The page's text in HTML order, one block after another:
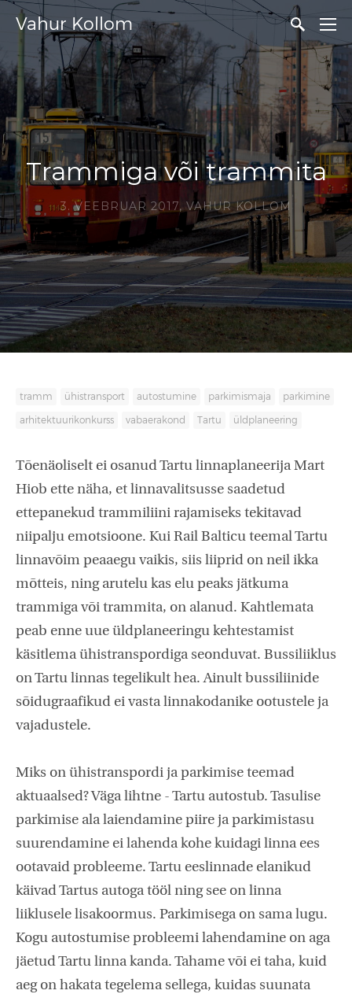
Vahur Kollom
Trammiga või trammita
3. VEEBRUAR 2017, VAHUR KOLLOM
tramm ühistransport autostumine parkimismaja parkimine
arhitektuurikonkurss vabaerakond Tartu üldplaneering
Tõenäoliselt ei osanud Tartu linnaplaneerija Mart
Hiob ette näha, et linnavalitsusse saadetud
ettepanekud trammiliini rajamiseks tekitavad
niipalju emotsioone. Kui Rail Balticu teemal Tartu
linnavõim peaaegu vaikis, siis liiprid on neil ikka
mõtteis, ning arutelu kas elu peaks jätkuma
trammiga või trammita, on alanud. Kahtlemata
peab enne uue üldplaneeringu kehtestamist
käsitlema ühistranspordiga seonduvat. Bussiliiklus
on Tartu linnas tegelikult hea. Ainult bussiliinide
sõidugraafikud ei vasta linnakodanike ootustele ja
vajadustele.
Miks on ühistranspordi ja parkimise teemad
aktuaalsed? Väga lihtne - Tartu autostub. Tasulise
parkimise ala laiendamine piire ja parkimistasu
suurendamine ei lahenda kohe kuidagi linna ees
ootavaid probleeme. Tartu eeslinnade elanikud
käivad Tartus autoga tööl ning see on linna
liiklusele lisakoormus. Parkimisega on sama lugu.
Kogu autostumise probleemi lahendamine on aga
jäetud Tartu linna kanda. Tahame või ei taha, kuid
aeg on hakata tegelema sellega, kuidas suunata